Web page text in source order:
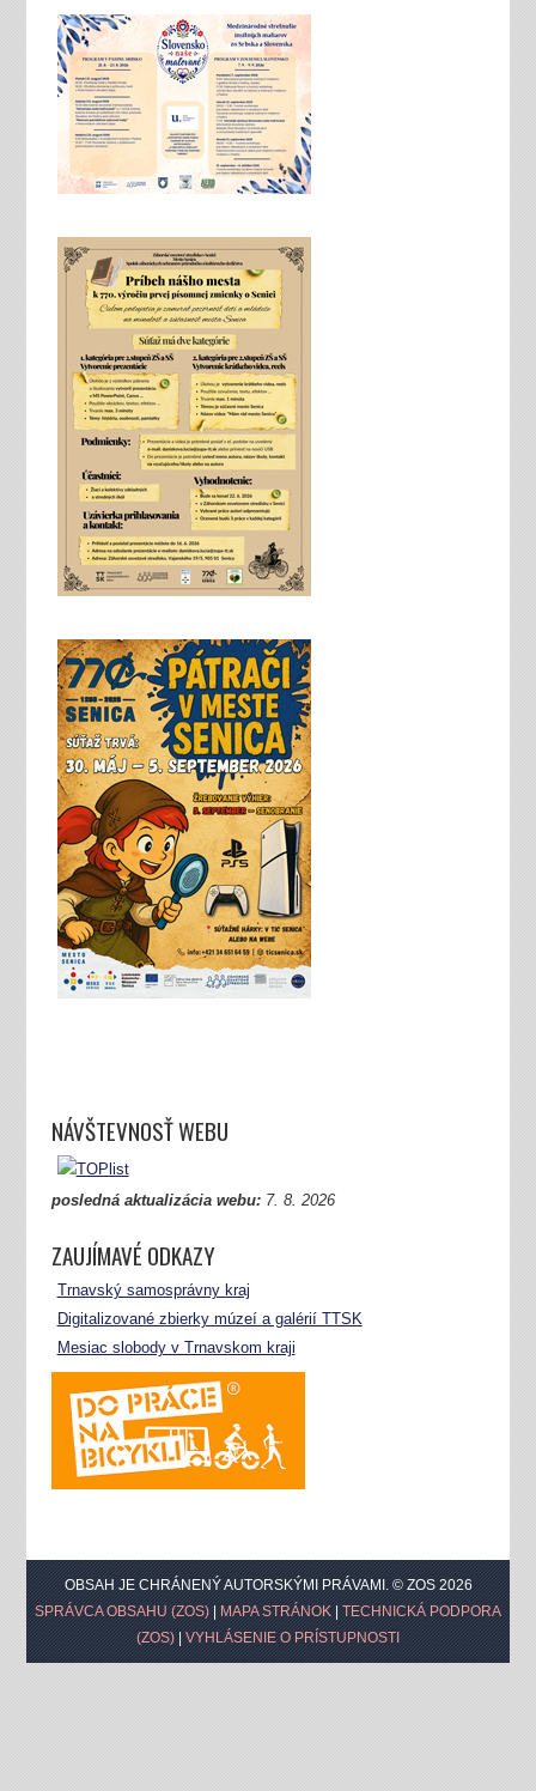
NÁVŠTEVNOSŤ WEBU
posledná aktualizácia webu:7. 8. 2026
ZAUJÍMAVÉ ODKAZY
Trnavský samosprávny kraj
Digitalizované zbierky múzeí a galérií TTSK
Mesiac slobody v Trnavskom kraji
OBSAH JE CHRÁNENÝ AUTORSKÝMI PRÁVAMI. © ZOS 2026
SPRÁVCA OBSAHU (ZOS)
MAPA STRÁNOK
TECHNICKÁ PODPORA
(ZOS)
VYHLÁSENIE O PRÍSTUPNOSTI